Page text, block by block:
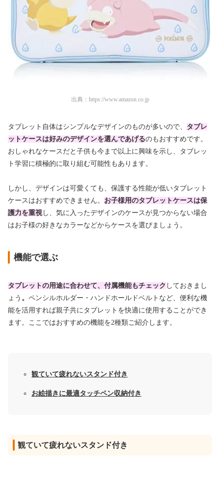
出典： https://www.amazon.co.jp
タブレット自体はシンプルなデザインのものが多いので、 タブレ
ットケースは好みのデザインを選んであげるのもおすすめです。
おしゃれなケースだと子供も今まで以上に興味を示し、タブレッ
ト学習に積極的に取り組む可能性もあります。
しかし、デザインは可愛くても、保護する性能が低いタブレット
ケースはおすすめできません。 お子様用のタブレットケースは保
護力を重視 し、気に入ったデザインのケースが見つからない場合
はお子様の好きなカラーなどからケースを選びましょう。
機能で選ぶ
タブレットの用途に合わせて、付属機能もチェック しておきまし
ょう 。 ペンシルホルダー・ハンドホールドベルトなど、便利な機
能を活用すれば親子共にタブレットを快適に使用することができ
ます。ここではおすすめの機能を2種類ご紹介します。
観ていて疲れないスタンド付き
お絵描きに最適タッチペン収納付き
観ていて疲れないスタンド付き